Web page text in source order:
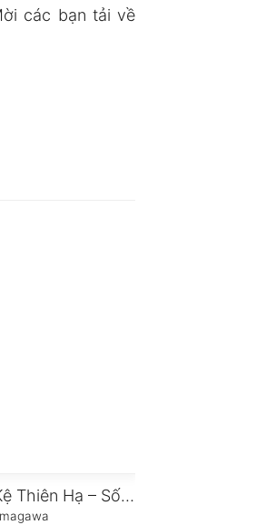
các bạn tải về
Mặc Kệ Thiên Hạ – Sống Như Người Nhật